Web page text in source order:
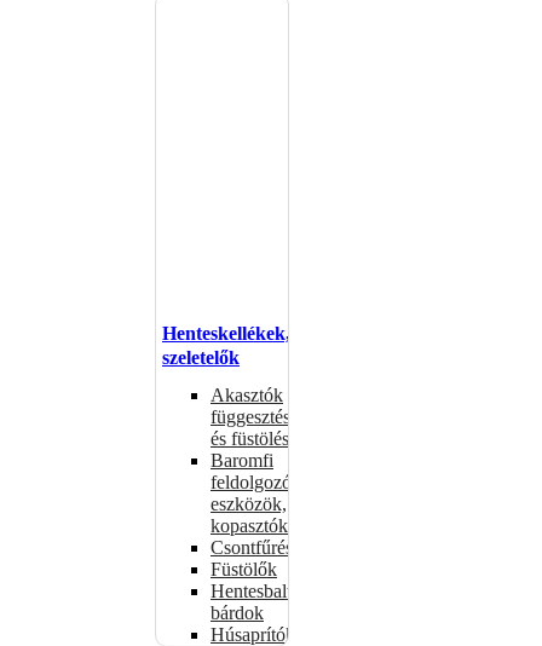
Henteskellékek,
szeletelők
Akasztók
függesztéshez
és füstöléshez
Baromfi
feldolgozó
eszközök,
kopasztók
Csontfűrészek
Füstölők
Hentesbalták,
bárdok
Húsaprítók